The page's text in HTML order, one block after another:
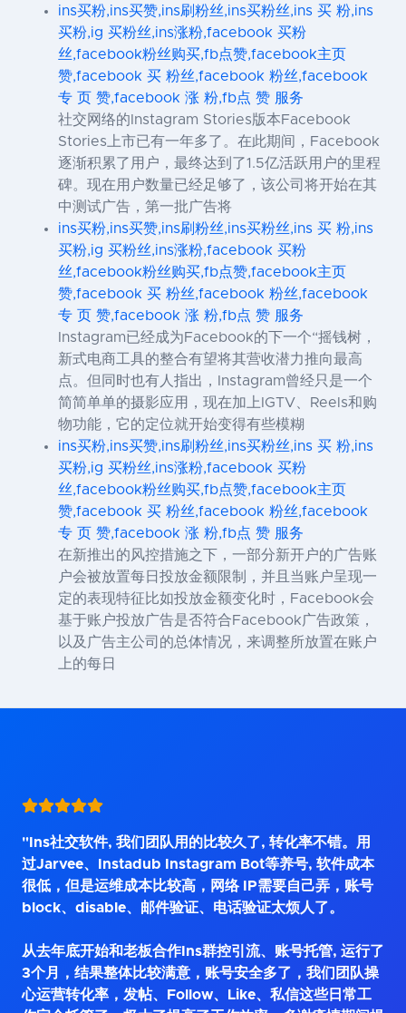
ins买粉,ins买赞,ins刷粉丝,ins买粉丝,ins 买 粉,ins
买粉,ig 买粉丝,ins涨粉,facebook 买粉
丝,facebook粉丝购买,fb点赞,facebook主页
赞,facebook 买 粉丝,facebook 粉丝,facebook
专 页 赞,facebook 涨 粉,fb点 赞 服务
社交网络的Instagram Stories版本Facebook
Stories上市已有一年多了。在此期间，Facebook
逐渐积累了用户，最终达到了1.5亿活跃用户的里程
碑。现在用户数量已经足够了，该公司将开始在其
中测试广告，第一批广告将
ins买粉,ins买赞,ins刷粉丝,ins买粉丝,ins 买 粉,ins
买粉,ig 买粉丝,ins涨粉,facebook 买粉
丝,facebook粉丝购买,fb点赞,facebook主页
赞,facebook 买 粉丝,facebook 粉丝,facebook
专 页 赞,facebook 涨 粉,fb点 赞 服务
Instagram已经成为Facebook的下一个“摇钱树，
新式电商工具的整合有望将其营收潜力推向最高
点。但同时也有人指出，Instagram曾经只是一个
简简单单的摄影应用，现在加上IGTV、Reels和购
物功能，它的定位就开始变得有些模糊
ins买粉,ins买赞,ins刷粉丝,ins买粉丝,ins 买 粉,ins
买粉,ig 买粉丝,ins涨粉,facebook 买粉
丝,facebook粉丝购买,fb点赞,facebook主页
赞,facebook 买 粉丝,facebook 粉丝,facebook
专 页 赞,facebook 涨 粉,fb点 赞 服务
在新推出的风控措施之下，一部分新开户的广告账
户会被放置每日投放金额限制，并且当账户呈现一
定的表现特征比如投放金额变化时，Facebook会
基于账户投放广告是否符合Facebook广告政策，
以及广告主公司的总体情况，来调整所放置在账户
上的每日
"Ins社交软件, 我们团队用的比较久了, 转化率不错。用
过Jarvee、Instadub Instagram Bot等养号, 软件成本
很低，但是运维成本比较高，网络 IP需要自己弄，账号
block、disable、邮件验证、电话验证太烦人了。
从去年底开始和老板合作Ins群控引流、账号托管, 运行了
3个月，结果整体比较满意，账号安全多了，我们团队操
心运营转化率，发帖、Follow、Like、私信这些日常工